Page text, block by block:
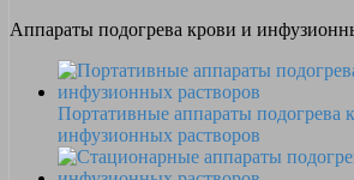
Аппараты подогрева крови и
Портативные аппараты подогрева
инфузионных растворов